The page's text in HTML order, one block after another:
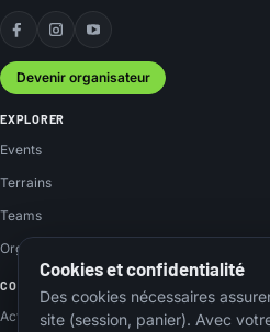
Facebook
Instagram
YouTube
Devenir organisateur
EXPLORER
Events
Terrains
Teams
Organisateurs
COMMUNAUTÉ
Actus
Cookies et confidentialité
Des cookies nécessaires
site (session, panier). Avec